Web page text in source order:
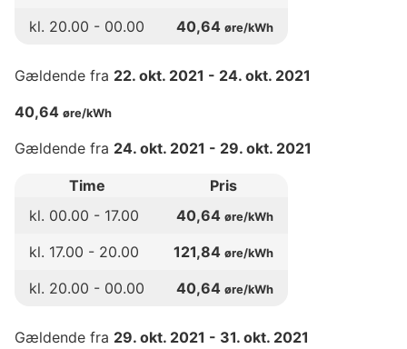
kl. 20.00 - 00.00 40,64 øre/kWh
Gældende fra 22. okt. 2021 - 24. okt. 2021
40,64 øre/kWh
Gældende fra 24. okt. 2021 - 29. okt. 2021
Time
Pris
kl. 00.00 - 17.00 40,64 øre/kWh
kl. 17.00 - 20.00 121,84 øre/kWh
kl. 20.00 - 00.00 40,64 øre/kWh
Gældende fra 29. okt. 2021 - 31. okt. 2021